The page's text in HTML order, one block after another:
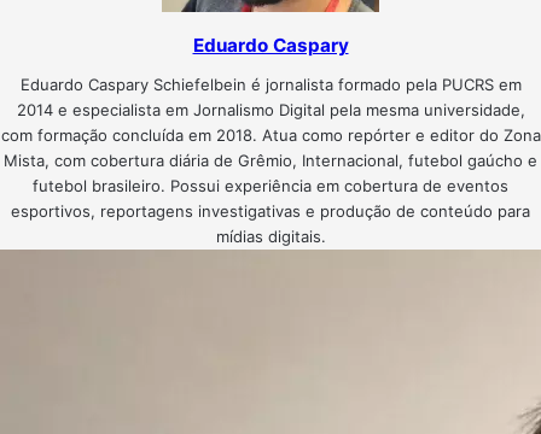
Eduardo Caspary
Eduardo Caspary Schiefelbein é jornalista formado pela PUCRS em
2014 e especialista em Jornalismo Digital pela mesma universidade,
com formação concluída em 2018. Atua como repórter e editor do Zona
Mista, com cobertura diária de Grêmio, Internacional, futebol gaúcho e
futebol brasileiro. Possui experiência em cobertura de eventos
esportivos, reportagens investigativas e produção de conteúdo para
mídias digitais.